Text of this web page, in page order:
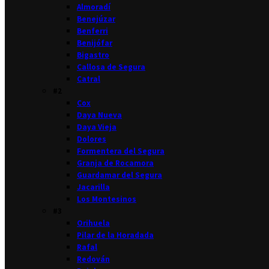
Almoradí
Benejúzar
Benferri
Benijófar
Bigastro
Callosa de Segura
Catral
Cox
Daya Nueva
Daya Vieja
Dolores
Formentera del Segura
Granja de Rocamora
Guardamar del Segura
Jacarilla
Los Montesinos
Orihuela
Pilar de la Horadada
Rafal
Redován